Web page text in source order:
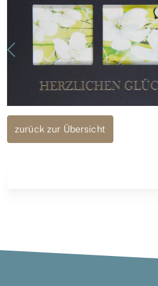
zurück zur Übersicht